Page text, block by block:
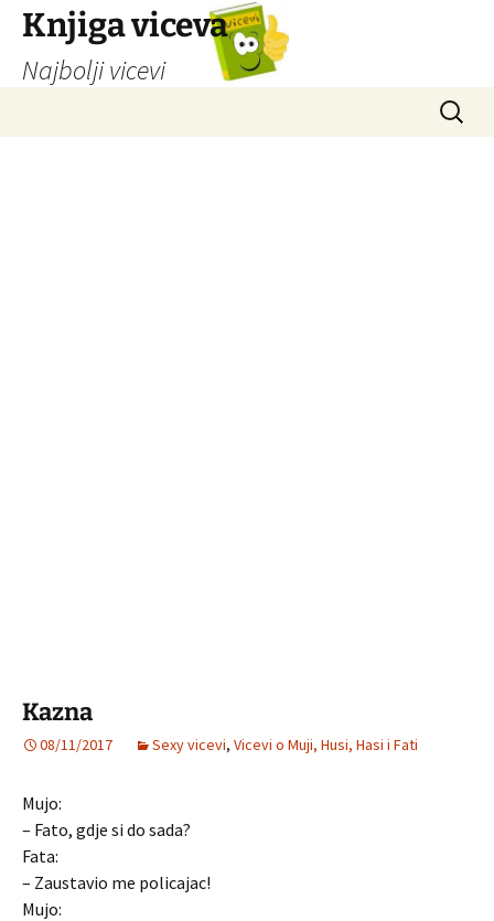
Knjiga viceva
Najbolji vicevi
Kazna
08/11/2017 Sexy vicevi, Vicevi o Muji, Husi, Hasi i Fati
Mujo:
– Fato, gdje si do sada?
Fata:
– Zaustavio me policajac!
Mujo: